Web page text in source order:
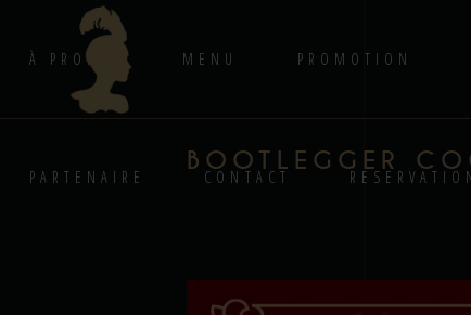
À PROPOS MENU PROMOTION
PARTENAIRE CONTACT
BOOTLEGGER